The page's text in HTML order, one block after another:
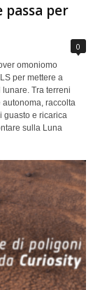
per
0
omoniomo
per mettere a
Tra terreni
raccolta
guasto e ricarica
sulla Luna